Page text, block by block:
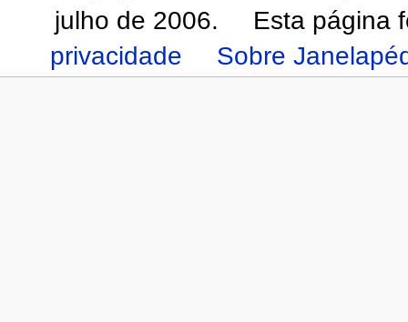
julho de 2006.
Esta página
privacidade
Sobre